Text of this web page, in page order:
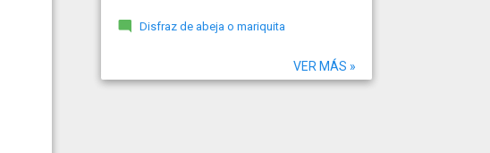
Disfraz de abeja o mariquita
VER MÁS »